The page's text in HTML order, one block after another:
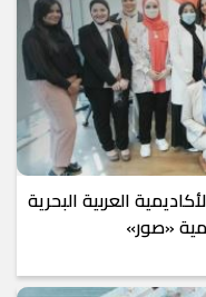
العربية البحرية
«صور»